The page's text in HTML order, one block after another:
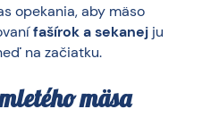
opekania, aby mäso
fašírok a sekanej ju
na začiatku.
mäsa